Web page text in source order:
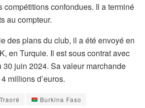
compétitions confondues. Il a terminé
au compteur.
des plans du club, il a été envoyé en
en Turquie. Il est sous contrat avec
30 juin 2024. Sa valeur marchande
millions d’euros.
Burkina Faso